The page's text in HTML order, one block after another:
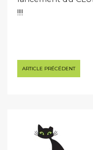
!!!!
Navigation
de
ARTICLE PRÉCÉDENT